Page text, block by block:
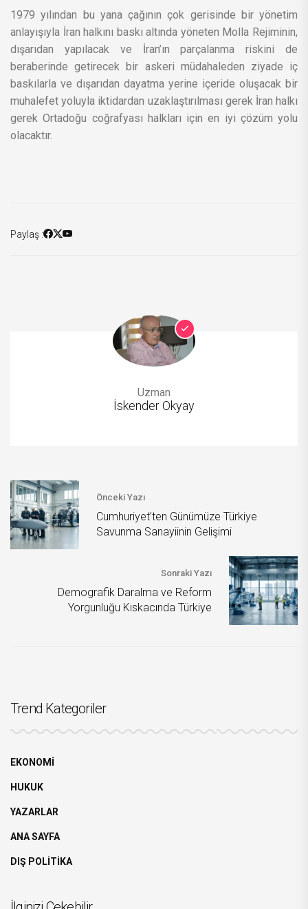
1979 yılından bu yana çağının çok gerisinde bir yönetim
anlayışıyla İran halkını baskı altında yöneten Molla Rejiminin,
dışarıdan yapılacak ve İran’ın parçalanma riskini de
beraberinde getirecek bir askeri müdahaleden ziyade iç
baskılarla ve dışarıdan dayatma yerine içeride oluşacak bir
muhalefet yoluyla iktidardan uzaklaştırılması gerek İran halkı
gerek Ortadoğu coğrafyası halkları için en iyi çözüm yolu
olacaktır.
Paylaş :
Uzman
İskender Okyay
Önceki Yazı
Cumhuriyet’ten Günümüze Türkiye
Savunma Sanayiinin Gelişimi
Sonraki Yazı
Demografik Daralma ve Reform
Yorgunluğu Kıskacında Türkiye
Trend Kategoriler
EKONOMİ
HUKUK
YAZARLAR
ANA SAYFA
DIŞ POLİTİKA